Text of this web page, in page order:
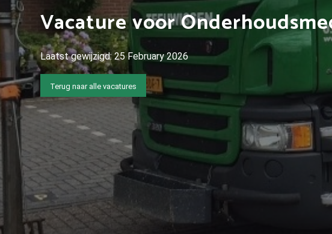
Vacature voor
Laatst gewijzigd:25 February 2026
Terug naar alle vacatures